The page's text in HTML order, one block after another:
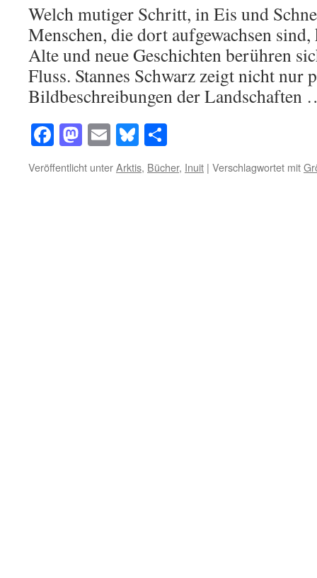
Welch mutiger Schritt, in Eis und
Menschen, die dort aufgewachsen
Alte und neue Geschichten berühren
Fluss. Stannes Schwarz zeigt nicht nur
Bildbeschreibungen der
Facebook
Mastodon
EmailBluesky
Veröffentlicht unterArktis, Bücher, Inuit | Verschlagwortet mit